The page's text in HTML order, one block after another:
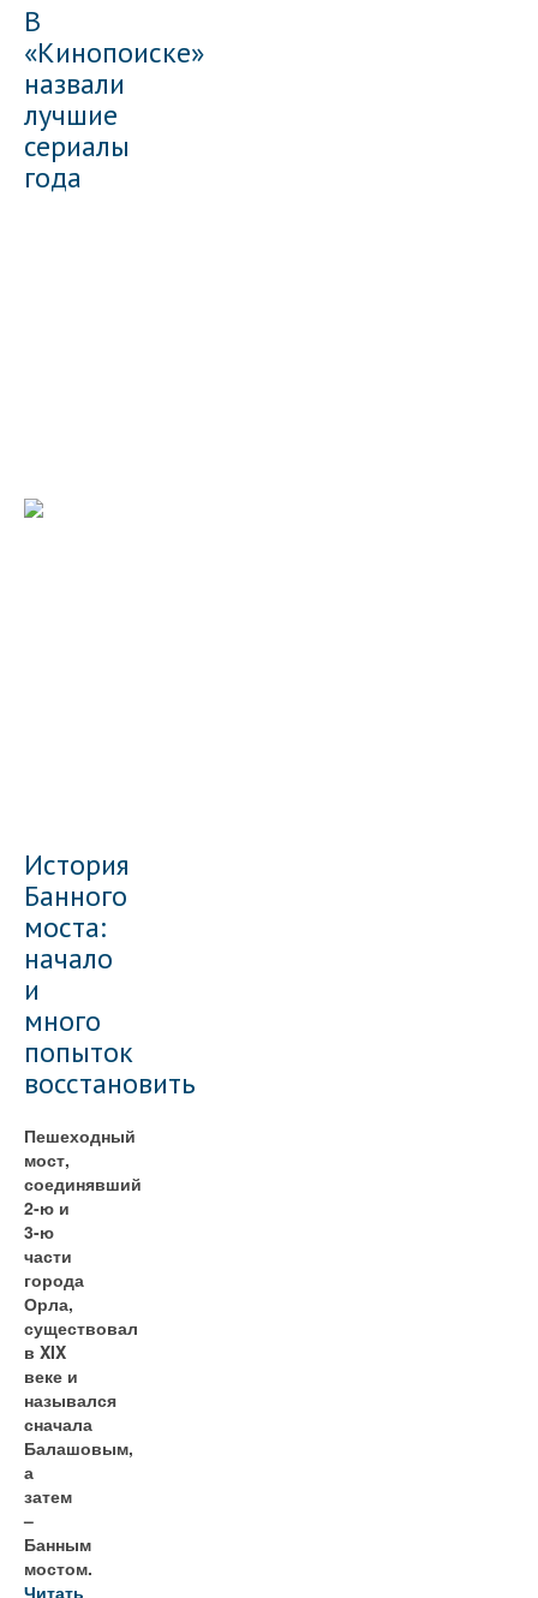
В
«Кинопоиске»
назвали
лучшие
сериалы
года
История
Банного
моста:
начало
и
много
попыток
восстановить
Пешеходный
мост,
соединявший
2-ю и
3-ю
части
города
Орла,
существовал
в XIX
веке и
назывался
сначала
Балашовым,
а
затем
–
Банным
мостом.
Читать